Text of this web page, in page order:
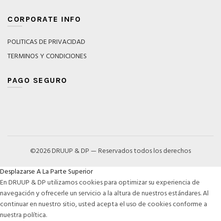
CORPORATE INFO
POLITICAS DE PRIVACIDAD
TERMINOS Y CONDICIONES
PAGO SEGURO
©2026 DRUUP & DP — Reservados todos los derechos
Desplazarse A La Parte Superior
En DRUUP & DP utilizamos cookies para optimizar su experiencia de
navegación y ofrecerle un servicio a la altura de nuestros estándares. Al
continuar en nuestro sitio, usted acepta el uso de cookies conforme a
nuestra política.